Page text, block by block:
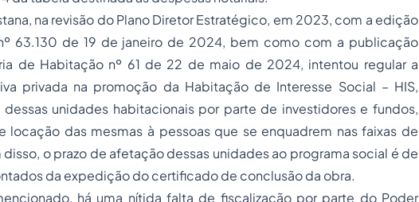
na revisão do Plano Diretor Estratégico, em 2023, com a edição
63.130 de 19 de janeiro de 2024, bem como com a publicação
de Habitação nº 61 de 22 de maio de 2024, intentou regular a
privada na promoção da Habitação de Interesse Social – HIS,
unidades habitacionais por parte de investidores e fundos,
locação das mesmas à pessoas que se enquadrem nas faixas de
o prazo de afetação dessas unidades ao programa social é de
da expedição do certificado de conclusão da obra.
há uma nítida falta de fiscalização por parte do Poder